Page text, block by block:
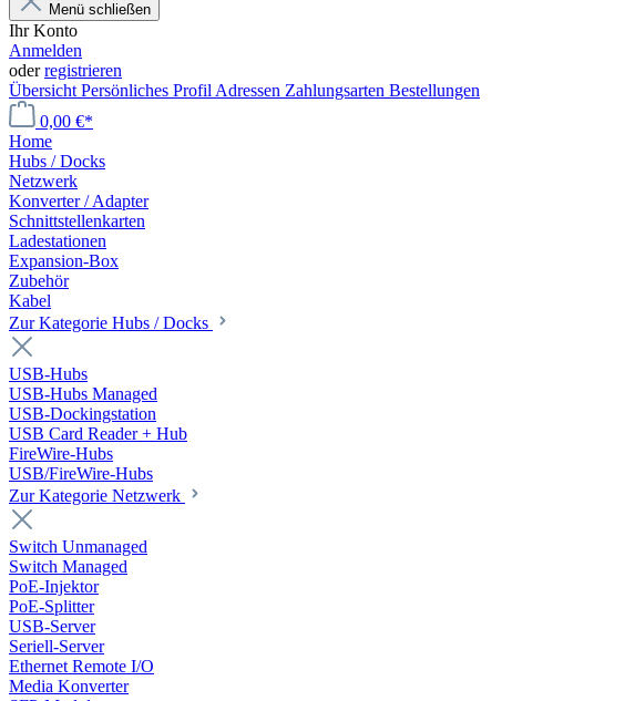
Menü schließen
Ihr Konto
Anmelden
oderregistrieren
Übersicht Persönliches Profil Adressen Zahlungsarten Bestellungen
0,00 €*
Home
Hubs / Docks
Netzwerk
Konverter / Adapter
Schnittstellenkarten
Ladestationen
Expansion-Box
Zubehör
Kabel
Zur Kategorie Hubs / Docks
USB-Hubs
USB-Hubs Managed
USB-Dockingstation
USB Card Reader + Hub
FireWire-Hubs
USB/FireWire-Hubs
Zur Kategorie Netzwerk
Switch Unmanaged
Switch Managed
PoE-Injektor
PoE-Splitter
USB-Server
Seriell-Server
Ethernet Remote I/O
Media Konverter